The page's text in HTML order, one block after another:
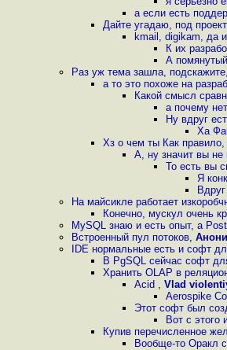
а если есть
Дайте угадаю, под
kmail, digikam, да
К их
А
Раз уж тема зашла,
а то это похоже на
Какой смысл
а почему
Ну вдруг
Ха
Хз о чем ты Как правило,
А, ну значит вы
То есть вы
Я
На майсикле работает
Конечно, мускул очень
MySQL знаю и есть опыт, а
Встроенный пул потоков,
IDE нормальные есть и софт
В PgSQL сейчас софт
Хранить OLAP в
Acid , Vlad
Aerospike
Этот софт был
Вот с этого
Купив перечисленное
Вообще-то Оракл